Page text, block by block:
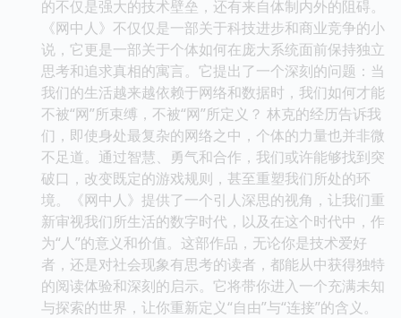
的不仅是强大的技术壁垒，还有来自体制内外的阻碍。
《网中人》不仅仅是一部关于科技进步和商业竞争的小
说，它更是一部关于个体如何在庞大系统面前保持独立
思考和追求真相的寓言。它提出了一个深刻的问题：当
我们的生活越来越依赖于网络和数据时，我们如何才能
不被“网”所束缚，不被“网”所定义？ 林克的经历告诉我
们，即使身处最复杂的网络之中，个体的力量也并非微
不足道。通过智慧、勇气和合作，我们或许能够找到突
破口，改变既定的游戏规则，甚至重塑我们所处的环
境。《网中人》提供了一个引人深思的视角，让我们重
新审视我们所生活的数字时代，以及在这个时代中，作
为“人”的意义和价值。这部作品，无论你是技术爱好
者，还是对社会现象有思考的读者，都能从中获得独特
的阅读体验和深刻的启示。它将带你进入一个充满未知
与探索的世界，让你重新定义“自由”与“连接”的含义。